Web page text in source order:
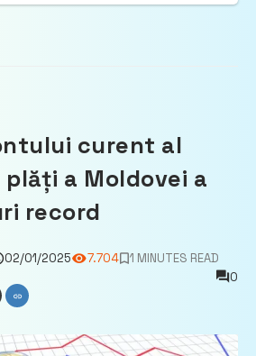
curent al
a Moldovei a
record
02/01/2025 7.704
1 MINUTES READ
0